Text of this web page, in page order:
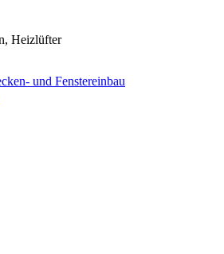
Heizlüfter
und Fenstereinbau